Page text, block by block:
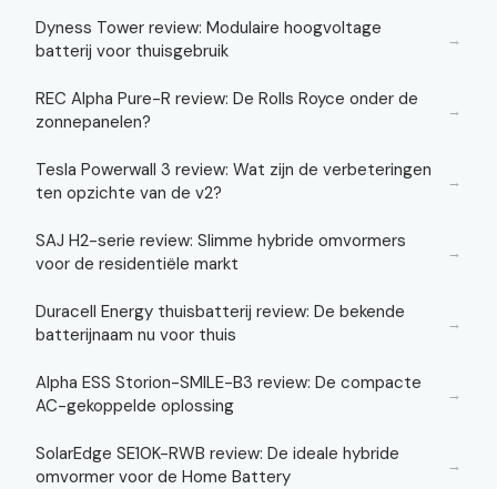
Dyness Tower review: Modulaire hoogvoltage
batterij voor thuisgebruik
→
REC Alpha Pure-R review: De Rolls Royce onder de
zonnepanelen?
→
Tesla Powerwall 3 review: Wat zijn de verbeteringen
ten opzichte van de v2?
→
SAJ H2-serie review: Slimme hybride omvormers
voor de residentiële markt
→
Duracell Energy thuisbatterij review: De bekende
batterijnaam nu voor thuis
→
Alpha ESS Storion-SMILE-B3 review: De compacte
AC-gekoppelde oplossing
→
SolarEdge SE10K-RWB review: De ideale hybride
omvormer voor de Home Battery
→